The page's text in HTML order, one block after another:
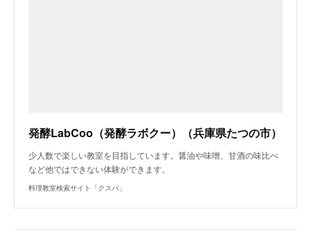
発酵LabCoo（発酵ラボクー）（兵庫県たつの市）
少人数で楽しい教室を目指しています。醤油や味噌、甘酒の味比べ
など他ではできない体験ができます。
料理教室検索サイト「クスパ」